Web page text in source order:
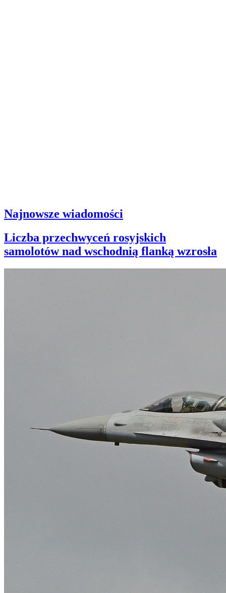
Najnowsze wiadomości
Liczba przechwyceń rosyjskich
samolotów nad wschodnią flanką wzrosła